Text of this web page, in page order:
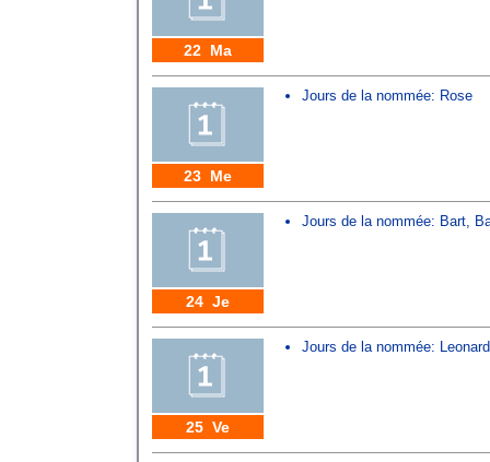
22 Ma
23 Me
Jours de la nommée: Rose
24 Je
Jours de la nommée: Bart,
25 Ve
Jours de la nommée: Leonard